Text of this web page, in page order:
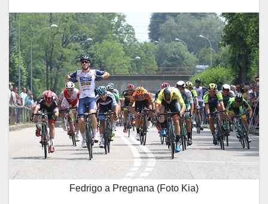
Fedrigo a Pregnana (Foto Kia)